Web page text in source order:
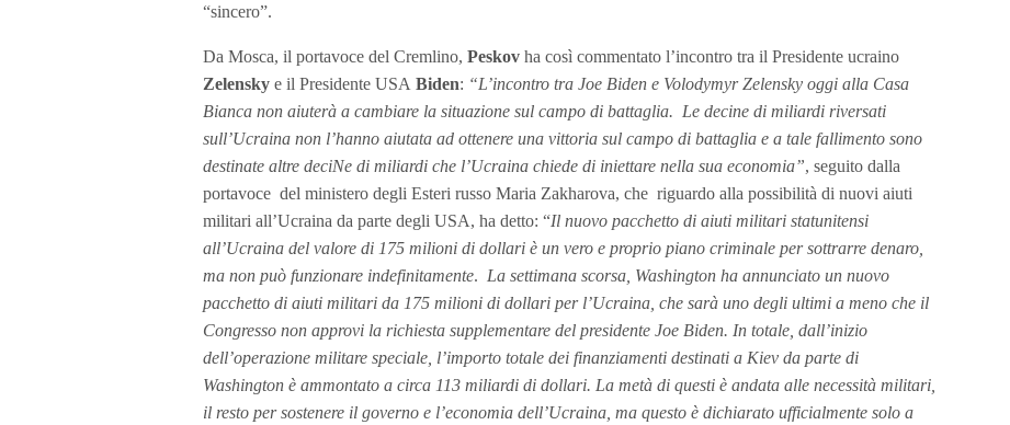
“sincero”.
Da Mosca, il portavoce del Cremlino, Peskov ha così commentato l’incontro tra il Presidente ucraino
Zelensky e il Presidente USA Biden: “L’incontro tra Joe Biden e Volodymyr Zelensky oggi alla Casa
Bianca non aiuterà a cambiare la situazione sul campo di battaglia. Le decine di miliardi riversati
sull’Ucraina non l’hanno aiutata ad ottenere una vittoria sul campo di battaglia e a tale fallimento sono
destinate altre deciNe di miliardi che l’Ucraina chiede di iniettare nella sua economia”, seguito dalla
portavoce del ministero degli Esteri russo Maria Zakharova, che riguardo alla possibilità di nuovi aiuti
militari all’Ucraina da parte degli USA, ha detto: “Il nuovo pacchetto di aiuti militari statunitensi
all’Ucraina del valore di 175 milioni di dollari è un vero e proprio piano criminale per sottrarre denaro,
ma non può funzionare indefinitamente. La settimana scorsa, Washington ha annunciato un nuovo
pacchetto di aiuti militari da 175 milioni di dollari per l’Ucraina, che sarà uno degli ultimi a meno che il
Congresso non approvi la richiesta supplementare del presidente Joe Biden. In totale, dall’inizio
dell’operazione militare speciale, l’importo totale dei finanziamenti destinati a Kiev da parte di
Washington è ammontato a circa 113 miliardi di dollari. La metà di questi è andata alle necessità militari,
il resto per sostenere il governo e l’economia dell’Ucraina, ma questo è dichiarato ufficialmente solo a